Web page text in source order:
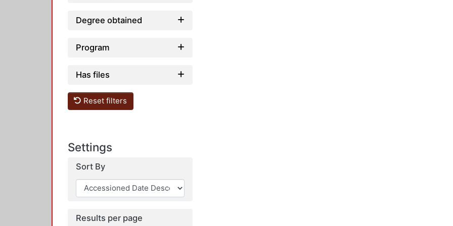
Degree obtained
Program
Has files
Reset filters
Settings
Sort By
Results per page